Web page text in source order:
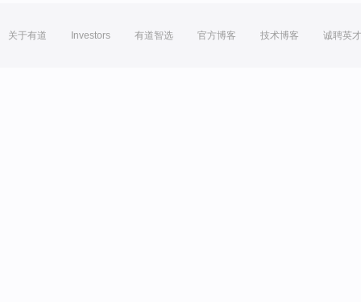
关于有道 Investors 有道智选 官方博客 技术博客 诚聘英才